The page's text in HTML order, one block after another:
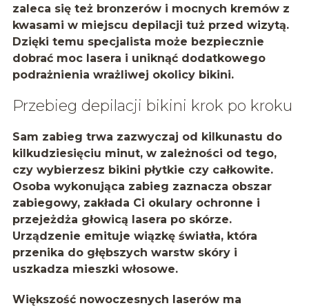
zaleca się też bronzerów i mocnych kremów z
kwasami w miejscu depilacji tuż przed wizytą.
Dzięki temu specjalista może bezpiecznie
dobrać moc lasera i uniknąć dodatkowego
podrażnienia wrażliwej okolicy bikini.
Przebieg depilacji bikini krok po kroku
Sam zabieg trwa zazwyczaj od kilkunastu do
kilkudziesięciu minut, w zależności od tego,
czy wybierzesz bikini płytkie czy całkowite.
Osoba wykonująca zabieg zaznacza obszar
zabiegowy, zakłada Ci okulary ochronne i
przejeżdża głowicą lasera po skórze.
Urządzenie emituje wiązkę światła, która
przenika do głębszych warstw skóry i
uszkadza mieszki włosowe.
Większość nowoczesnych laserów ma